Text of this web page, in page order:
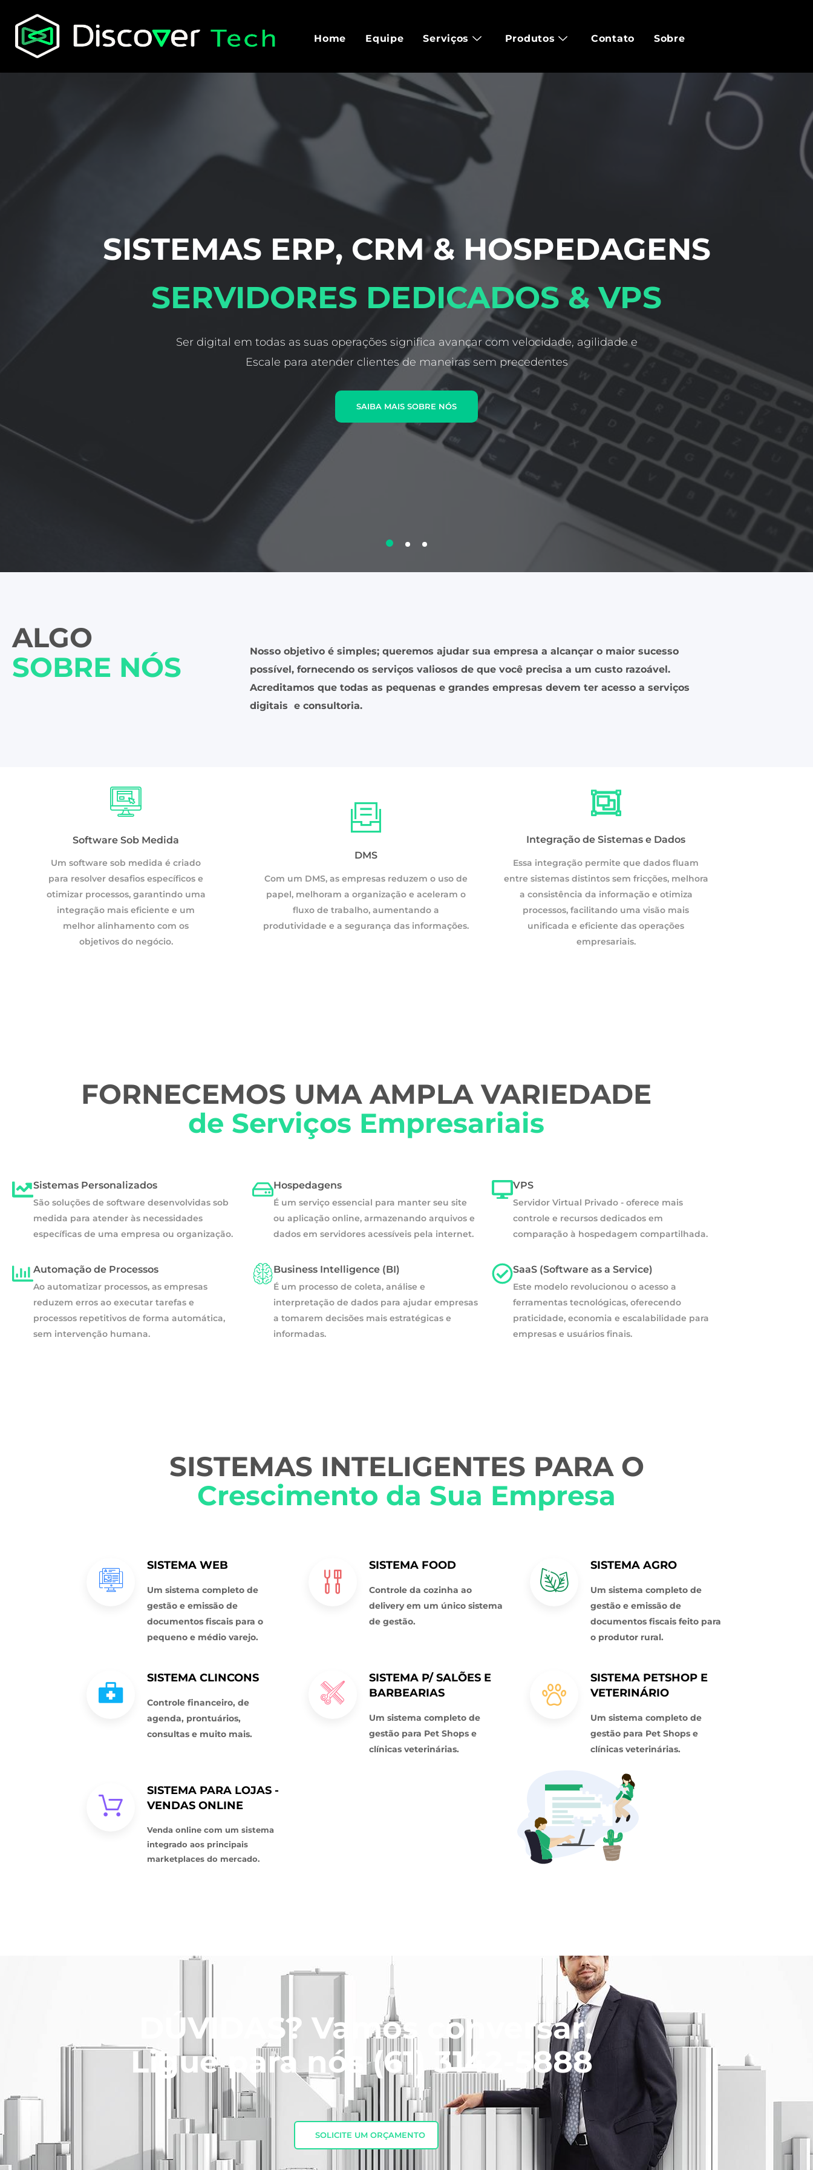
Home Equipe Serviços Produtos Contato Sobre
SISTEMAS ERP, CRM & HOSPEDAGENS
SERVIDORES DEDICADOS & VPS
Ser digital em todas as suas operações significa avançar com velocidade, agilidade e
Escale para atender clientes de maneiras sem precedentes
SAIBA MAIS SOBRE NÓS
ALGO
SOBRE NÓS
Nosso objetivo é simples; queremos ajudar sua empresa a alcançar o maior sucesso
possível, fornecendo os serviços valiosos de que você precisa a um custo razoável.
Acreditamos que todas as pequenas e grandes empresas devem ter acesso a serviços
digitais e consultoria.
Software Sob Medida
Um software sob medida é criado
para resolver desafios específicos e
otimizar processos, garantindo uma
integração mais eficiente e um
melhor alinhamento com os
objetivos do negócio.
DMS
Com um DMS, as empresas reduzem o uso de
papel, melhoram a organização e aceleram o
fluxo de trabalho, aumentando a
produtividade e a segurança das informações.
Com um DMS, as empresas reduzem o uso de
papel, melhoram a organização e aceleram o
fluxo de trabalho, aumentando a
produtividade e a segurança das informações.
Integração de Sistemas e Dados
Essa integração permite que dados fluam
entre sistemas distintos sem fricções, melhora
a consistência da informação e otimiza
processos, facilitando uma visão mais
unificada e eficiente das operações
empresariais.
entre sistemas distintos sem fricções, melhora
a consistência da informação e otimiza
processos, facilitando uma visão mais
unificada e eficiente das operações
FORNECEMOS UMA AMPLA VARIEDADE
de Serviços Empresariais
Sistemas Personalizados
São soluções de software desenvolvidas sob
medida para atender às necessidades
específicas de uma empresa ou organização.
Hospedagens
É um serviço essencial para manter seu site
ou aplicação online, armazenando arquivos e
dados em servidores acessíveis pela internet.
VPS
Servidor Virtual Privado - oferece mais
controle e recursos dedicados em
comparação à hospedagem compartilhada.
Automação de Processos
Ao automatizar processos, as empresas
reduzem erros ao executar tarefas e
processos repetitivos de forma automática,
sem intervenção humana.
Business Intelligence (BI)
É um processo de coleta, análise e
interpretação de dados para ajudar empresas
a tomarem decisões mais estratégicas e
informadas.
SaaS (Software as a Service)
Este modelo revolucionou o acesso a
ferramentas tecnológicas, oferecendo
praticidade, economia e escalabilidade para
empresas e usuários finais.
SISTEMAS INTELIGENTES PARA O
Crescimento da Sua Empresa
SISTEMA WEB
Um sistema completo de
gestão e emissão de
documentos fiscais para o
pequeno e médio varejo.
SISTEMA FOOD
Controle da cozinha ao
delivery em um único sistema
de gestão.
SISTEMA AGRO
Um sistema completo de
gestão e emissão de
documentos fiscais feito para
o produtor rural.
SISTEMA CLINCONS
Controle financeiro, de
agenda, prontuários,
consultas e muito mais.
SISTEMA P/ SALÕES E
BARBEARIAS
Um sistema completo de
gestão para Pet Shops e
clínicas veterinárias.
SISTEMA PETSHOP E
VETERINÁRIO
Um sistema completo de
gestão para Pet Shops e
clínicas veterinárias.
SISTEMA PARA LOJAS -
VENDAS ONLINE
Venda online com um sistema
integrado aos principais
marketplaces do mercado.
DÚVIDAS? Vamos conversar.
Ligue para nós(61) 3142-5888
SOLICITE UM ORÇAMENTO